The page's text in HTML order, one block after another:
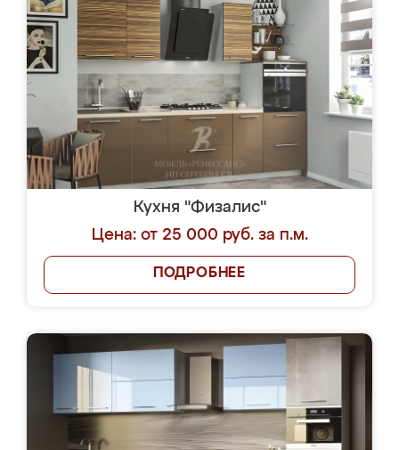
Кухня "Физалис"
Цена: от 25 000 руб. за п.м.
ПОДРОБНЕЕ